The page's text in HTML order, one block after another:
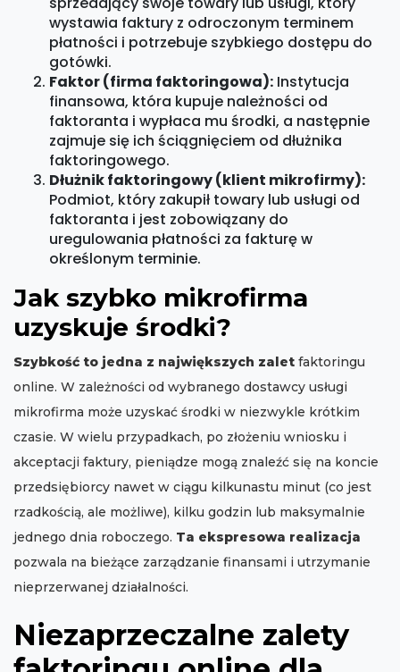
wystawia faktury z odroczonym terminem
płatności i potrzebuje szybkiego dostępu do
gotówki.
Faktor (firma faktoringowa): Instytucja
finansowa, która kupuje należności od
faktoranta i wypłaca mu środki, a następnie
zajmuje się ich ściągnięciem od dłużnika
faktoringowego.
Dłużnik faktoringowy (klient mikrofirmy):
Podmiot, który zakupił towary lub usługi od
faktoranta i jest zobowiązany do
uregulowania płatności za fakturę w
określonym terminie.
Jak szybko mikrofirma
uzyskuje środki?
Szybkość to jedna z największych zalet faktoringu
online. W zależności od wybranego dostawcy usługi
mikrofirma może uzyskać środki w niezwykle krótkim
czasie. W wielu przypadkach, po złożeniu wniosku i
akceptacji faktury, pieniądze mogą znaleźć się na koncie
przedsiębiorcy nawet w ciągu kilkunastu minut (co jest
rzadkością, ale możliwe), kilku godzin lub maksymalnie
jednego dnia roboczego. Ta ekspresowa realizacja
pozwala na bieżące zarządzanie finansami i utrzymanie
nieprzerwanej działalności.
Niezaprzeczalne zalety